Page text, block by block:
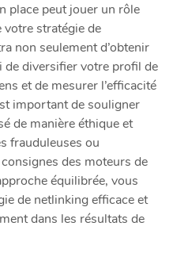
place peut jouer un rôle
votre stratégie de
non seulement d’obtenir
de diversifier votre profil de
et de mesurer l’efficacité
important de souligner
de manière éthique et
frauduleuses ou
des moteurs de
équilibrée, vous
de netlinking efficace et
dans les résultats de